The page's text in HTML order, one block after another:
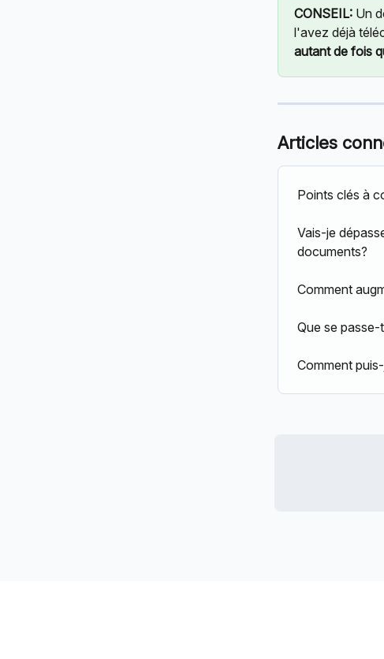
CONSEIL: Un
l'avez déjà
autant de fois
Articles
Points clés à
Vais-je
documents?
Comment
Que se passe-
Comment